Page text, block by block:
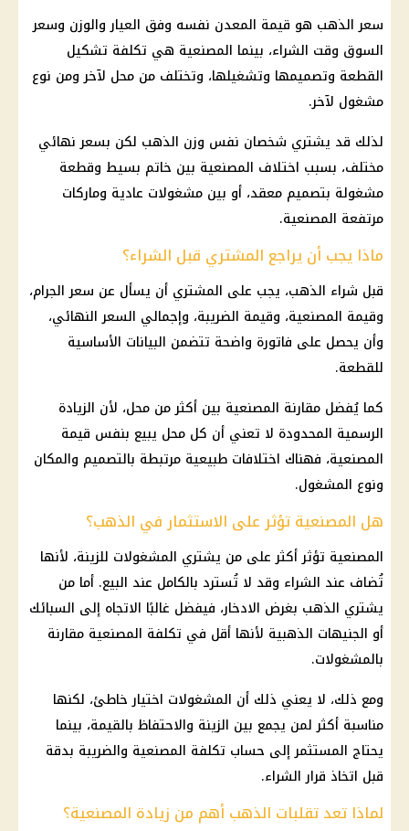
سعر الذهب هو قيمة المعدن نفسه وفق العيار والوزن وسعر
السوق وقت الشراء، بينما المصنعية هي تكلفة تشكيل
القطعة وتصميمها وتشغيلها، وتختلف من محل لآخر ومن نوع
مشغول لآخر.
لذلك قد يشتري شخصان نفس وزن الذهب لكن بسعر نهائي
مختلف، بسبب اختلاف المصنعية بين خاتم بسيط وقطعة
مشغولة بتصميم معقد، أو بين مشغولات عادية وماركات
مرتفعة المصنعية.
ماذا يجب أن يراجع المشتري قبل الشراء؟
قبل شراء الذهب، يجب على المشتري أن يسأل عن سعر الجرام،
وقيمة المصنعية، وقيمة الضريبة، وإجمالي السعر النهائي،
وأن يحصل على فاتورة واضحة تتضمن البيانات الأساسية
للقطعة.
كما يُفضل مقارنة المصنعية بين أكثر من محل، لأن الزيادة
الرسمية المحدودة لا تعني أن كل محل يبيع بنفس قيمة
المصنعية، فهناك اختلافات طبيعية مرتبطة بالتصميم والمكان
ونوع المشغول.
هل المصنعية تؤثر على الاستثمار في الذهب؟
المصنعية تؤثر أكثر على من يشتري المشغولات للزينة، لأنها
تُضاف عند الشراء وقد لا تُسترد بالكامل عند البيع. أما من
يشتري الذهب بغرض الادخار، فيفضل غالبًا الاتجاه إلى السبائك
أو الجنيهات الذهبية لأنها أقل في تكلفة المصنعية مقارنة
بالمشغولات.
ومع ذلك، لا يعني ذلك أن المشغولات اختيار خاطئ، لكنها
مناسبة أكثر لمن يجمع بين الزينة والاحتفاظ بالقيمة، بينما
يحتاج المستثمر إلى حساب تكلفة المصنعية والضريبة بدقة
قبل اتخاذ قرار الشراء.
لماذا تعد تقلبات الذهب أهم من زيادة المصنعية؟